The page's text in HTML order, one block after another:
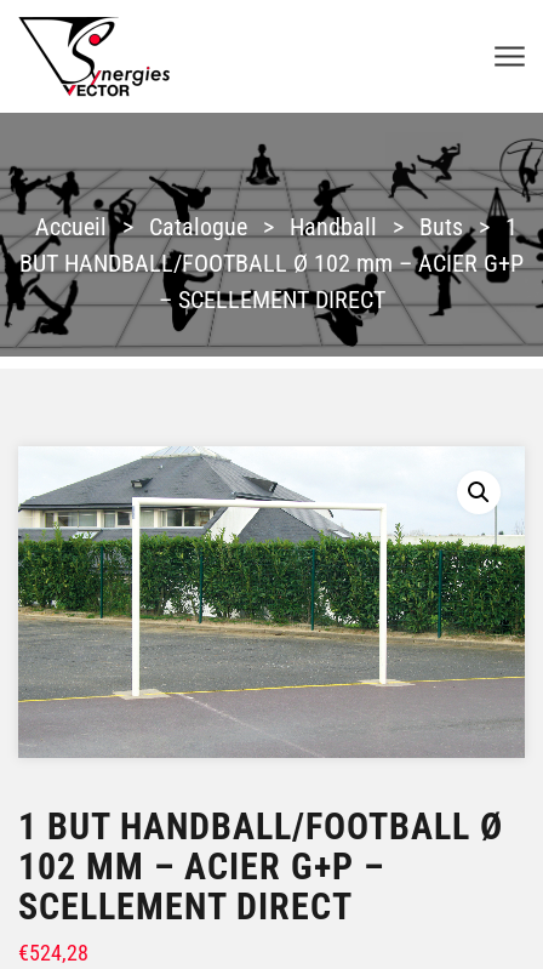
Aller au contenu
SYNERGIES VECTOR
Accueil > Catalogue > Handball > Buts > 1
BUT HANDBALL/FOOTBALL Ø 102 mm – ACIER G+P
– SCELLEMENT DIRECT
1 BUT HANDBALL/FOOTBALL Ø
102 MM – ACIER G+P –
SCELLEMENT DIRECT
€524,28